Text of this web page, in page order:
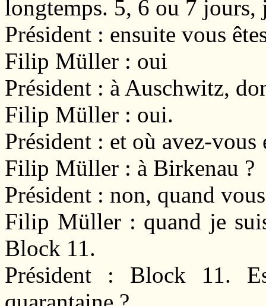
longtemps. 5, 6 ou 7 jours,
Président : ensuite vous
Filip Müller : oui
Président : à Auschwitz,
Filip Müller : oui.
Président : et où avez-vous
Filip Müller : à Birkenau ?
Président : non, quand
Filip Müller : quand je
Block 11.
Président : Block 11.